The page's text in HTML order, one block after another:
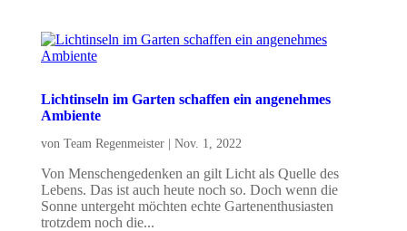
Lichtinseln im Garten schaffen ein angenehmes
Ambiente
von Team Regenmeister| Nov. 1, 2022
Von Menschengedenken an gilt Licht als Quelle des
Lebens. Das ist auch heute noch so. Doch wenn die
Sonne untergeht möchten echte Gartenenthusiasten
trotzdem noch die...